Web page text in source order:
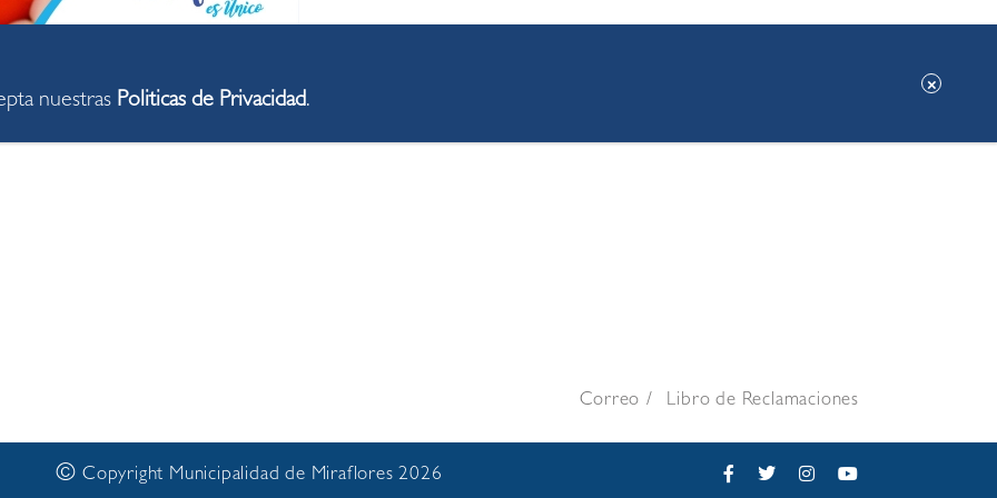
Correo Libro de Reclamaciones
© Copyright Municipalidad de Miraflores 2026
nuestras Politicas de Privacidad.